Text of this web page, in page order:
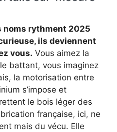
noms rythment 2025
ils deviennent
vous. Vous aimez la
battant, vous imaginez
la motorisation entre
s’impose et
le bois léger des
française, ici, ne
mais du vécu. Elle